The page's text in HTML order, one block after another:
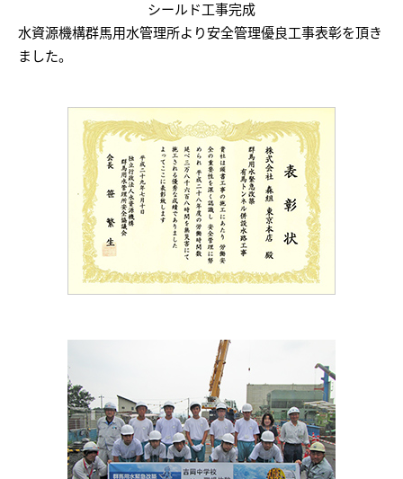
シールド工事完成
水資源機構群馬用水管理所より安全管理優良工事表彰を頂き
ました。